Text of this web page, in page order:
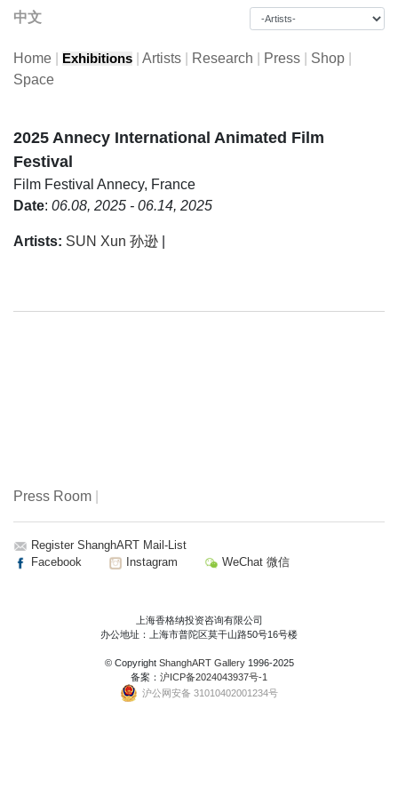
中文
Home Exhibitions Artists Research Press Shop
Space
2025 Annecy International Animated Film
Festival
Film Festival Annecy, France
Date: 06.08, 2025 - 06.14, 2025
Artists: SUN Xun 孙逊
Press Room
Register ShanghART Mail-List
Facebook
Instagram WeChat 微信
上海香格纳投资咨询有限公司
办公地址：上海市普陀区莫干山路50号16号楼
© Copyright ShanghART Gallery1996-2025
备案： 沪ICP备2024043937号-1
沪公网安备 31010402001234号